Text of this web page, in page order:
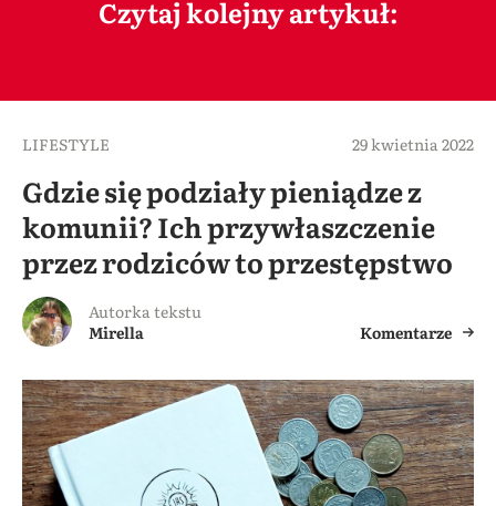
Czytaj kolejny artykuł:
LIFESTYLE 29 kwietnia 2022
Gdzie się podziały pieniądze z
komunii? Ich przywłaszczenie
przez rodziców to przestępstwo
Autorka tekstu
Mirella
Komentarze